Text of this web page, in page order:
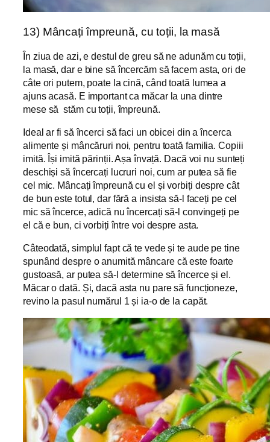
13) Mâncați împreună, cu toții, la masă
În ziua de azi, e destul de greu să ne adunăm cu toții,
la masă, dar e bine să încercăm să facem asta, ori de
câte ori putem, poate la cină, când toată lumea a
ajuns acasă. E important ca măcar la una dintre
mese să stăm cu toții, împreună.
Ideal ar fi să încerci să faci un obicei din a încerca
alimente și mâncăruri noi, pentru toată familia. Copiii
imită. Își imită părinții. Așa învață. Dacă voi nu sunteți
deschiși să încercați lucruri noi, cum ar putea să fie
cel mic. Mâncați împreună cu el și vorbiți despre cât
de bun este totul, dar fără a insista să-l faceți pe cel
mic să încerce, adică nu încercați să-l convingeți pe
el că e bun, ci vorbiți între voi despre asta.
Câteodată, simplul fapt că te vede și te aude pe tine
spunând despre o anumită mâncare că este foarte
gustoasă, ar putea să-l determine să încerce și el.
Măcar o dată. Și, dacă asta nu pare să funcționeze,
revino la pasul numărul 1 și ia-o de la capăt.